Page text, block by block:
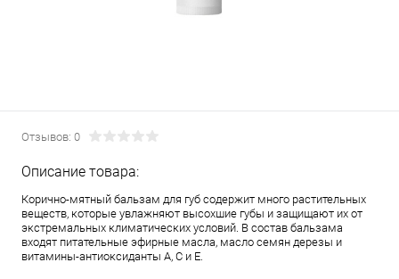
Отзывов: 0
Описание товара:
Корично-мятный бальзам для губ содержит много растительных
веществ, которые увлажняют высохшие губы и защищают их от
экстремальных климатических условий. В состав бальзама
входят питательные эфирные масла, масло семян дерезы и
витамины-антиоксиданты A, C и E.